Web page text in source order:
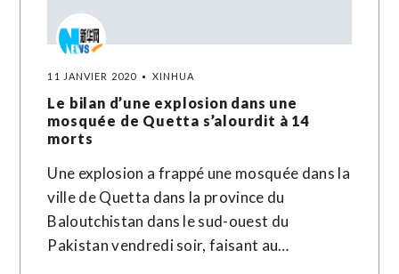
11 JANVIER 2020 XINHUA
Le bilan d’une explosion dans une
mosquée de Quetta s’alourdit à 14
morts
Une explosion a frappé une mosquée dans la
ville de Quetta dans la province du
Baloutchistan dans le sud-ouest du
Pakistan vendredi soir, faisant au…